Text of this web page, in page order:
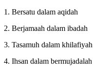
1. Bersatu dalam aqidah
2. Berjamaah dalam ibadah
3. Tasamuh dalam khilafiyah
4. Ihsan dalam bermujadalah